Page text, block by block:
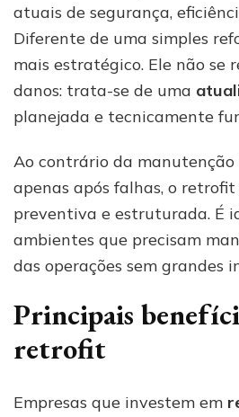
atuais de segurança,
Diferente de uma simples
mais estratégico. Ele não se
danos: trata-se de uma
planejada e tecnicamente
Ao contrário da
apenas após falhas, o
preventiva e estruturada. É
ambientes que precisam
das operações sem grandes
Principais
retrofit
Empresas que investem em